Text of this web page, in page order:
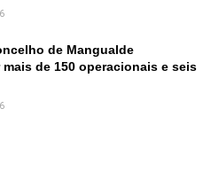
de Mangualde
de 150 operacionais e seis